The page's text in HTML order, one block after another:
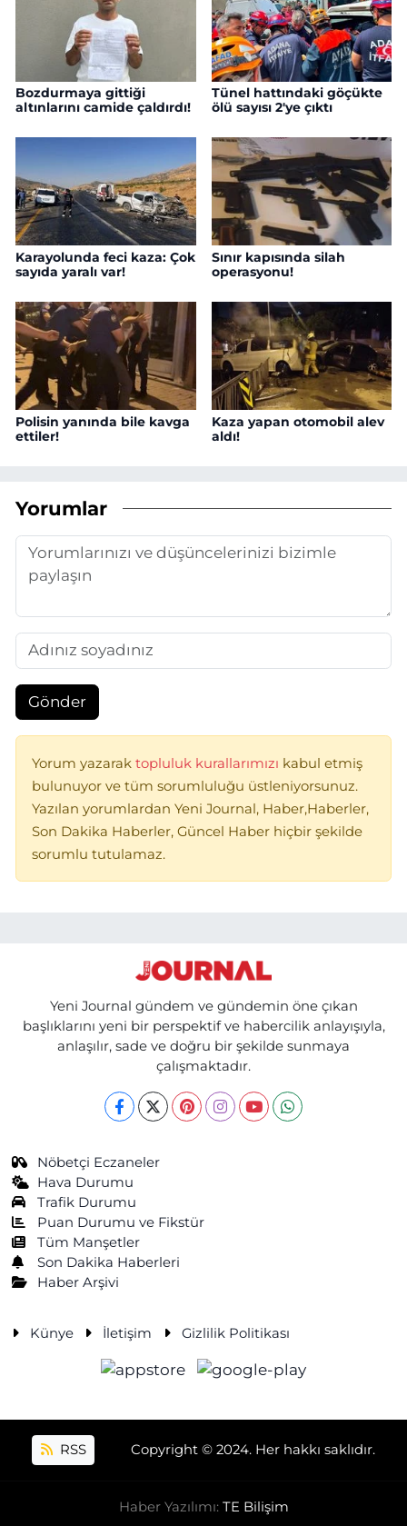
Bozdurmaya gittiği
altınlarını camide çaldırdı!
Tünel hattındaki göçükte
ölü sayısı 2'ye çıktı
Karayolunda feci kaza: Çok
sayıda yaralı var!
Sınır kapısında silah
operasyonu!
Polisin yanında bile kavga
ettiler!
Kaza yapan otomobil alev
aldı!
Yorumlar
Gönder
Yorum yazarak topluluk kurallarımızı kabul etmiş
bulunuyor ve tüm sorumluluğu üstleniyorsunuz.
Yazılan yorumlardan Yeni Journal, Haber,Haberler,
Son Dakika Haberler, Güncel Haber hiçbir şekilde
sorumlu tutulamaz.
Yeni Journal gündem ve gündemin öne çıkan
başlıklarını yeni bir perspektif ve habercilik anlayışıyla,
anlaşılır, sade ve doğru bir şekilde sunmaya
çalışmaktadır.
Nöbetçi Eczaneler
Hava Durumu
Trafik Durumu
Puan Durumu ve Fikstür
Tüm Manşetler
Son Dakika Haberleri
Haber Arşivi
Künye İletişim Gizlilik Politikası
RSS Copyright © 2024. Her hakkı saklıdır.
Haber Yazılımı: TE Bilişim